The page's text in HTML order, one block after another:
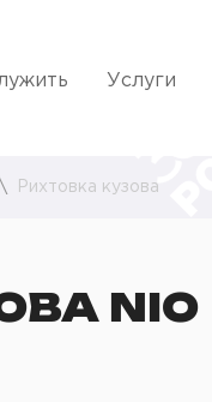
Услуги
Рихтовка кузова
NIO